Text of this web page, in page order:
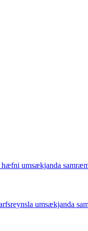
umsækjanda
umsækjanda